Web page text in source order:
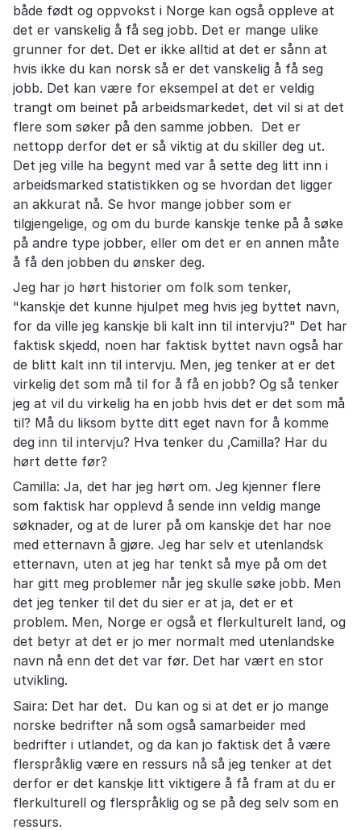
både født og oppvokst i Norge kan også oppleve at
det er vanskelig å få seg jobb. Det er mange ulike
grunner for det. Det er ikke alltid at det er sånn at
hvis ikke du kan norsk så er det vanskelig å få seg
jobb. Det kan være for eksempel at det er veldig
trangt om beinet på arbeidsmarkedet, det vil si at det
flere som søker på den samme jobben. Det er
nettopp derfor det er så viktig at du skiller deg ut.
Det jeg ville ha begynt med var å sette deg litt inn i
arbeidsmarked statistikken og se hvordan det ligger
an akkurat nå. Se hvor mange jobber som er
tilgjengelige, og om du burde kanskje tenke på å søke
på andre type jobber, eller om det er en annen måte
å få den jobben du ønsker deg.
Jeg har jo hørt historier om folk som tenker,
"kanskje det kunne hjulpet meg hvis jeg byttet navn,
for da ville jeg kanskje bli kalt inn til intervju?" Det har
faktisk skjedd, noen har faktisk byttet navn også har
de blitt kalt inn til intervju. Men, jeg tenker at er det
virkelig det som må til for å få en jobb? Og så tenker
jeg at vil du virkelig ha en jobb hvis det er det som må
til? Må du liksom bytte ditt eget navn for å komme
deg inn til intervju? Hva tenker du ,Camilla? Har du
hørt dette før?
Camilla: Ja, det har jeg hørt om. Jeg kjenner flere
som faktisk har opplevd å sende inn veldig mange
søknader, og at de lurer på om kanskje det har noe
med etternavn å gjøre. Jeg har selv et utenlandsk
etternavn, uten at jeg har tenkt så mye på om det
har gitt meg problemer når jeg skulle søke jobb. Men
det jeg tenker til det du sier er at ja, det er et
problem. Men, Norge er også et flerkulturelt land, og
det betyr at det er jo mer normalt med utenlandske
navn nå enn det det var før. Det har vært en stor
utvikling.
Saira: Det har det. Du kan og si at det er jo mange
norske bedrifter nå som også samarbeider med
bedrifter i utlandet, og da kan jo faktisk det å være
flerspråklig være en ressurs nå så jeg tenker at det
derfor er det kanskje litt viktigere å få fram at du er
flerkulturell og flerspråklig og se på deg selv som en
ressurs.